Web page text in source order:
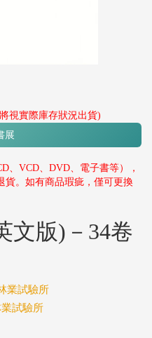
視實際庫存狀況出貨)
展
、VCD、DVD、電子書等），
貨。如有商品瑕疵，僅可更換
文版)－34卷
業試驗所
試驗所